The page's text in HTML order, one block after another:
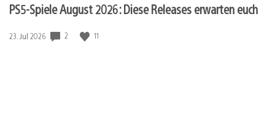
PS5-Spiele August 2026: Diese Releases erwarten euch
Veröffentlichungsdatum:
23. Jul 2026 2 11